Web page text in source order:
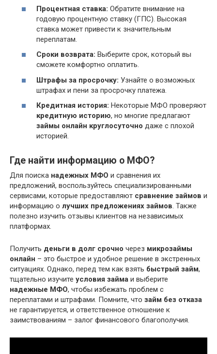
Процентная ставка: Обратите внимание на
годовую процентную ставку (ГПС). Высокая
ставка может привести к значительным
переплатам.
Сроки возврата: Выберите срок, который вы
сможете комфортно оплатить.
Штрафы за просрочку: Узнайте о возможных
штрафах и пени за просрочку платежа.
Кредитная история: Некоторые МФО проверяют
кредитную историю, но многие предлагают
займы онлайн круглосуточно даже с плохой
историей.
Где найти информацию о МФО?
Для поиска надежных МФО и сравнения их
предложений, воспользуйтесь специализированными
сервисами, которые предоставляют сравнение займов и
информацию о лучших предложениях займов. Также
полезно изучить отзывы клиентов на независимых
платформах.
Получить деньги в долг срочно через микрозаймы
онлайн – это быстрое и удобное решение в экстренных
ситуациях. Однако, перед тем как взять быстрый займ,
тщательно изучите условия займа и выберите
надежные МФО, чтобы избежать проблем с
переплатами и штрафами. Помните, что займ без отказа
не гарантируется, и ответственное отношение к
заимствованиям – залог финансового благополучия.